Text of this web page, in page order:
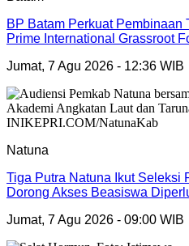
BP Batam Perkuat Pembinaan
Prime International Grassroot
Jumat, 7 Agu 2026 - 12:36 WIB
Natuna
Tiga Putra Natuna Ikut Seleksi
Dorong Akses Beasiswa
Jumat, 7 Agu 2026 - 09:00 WIB